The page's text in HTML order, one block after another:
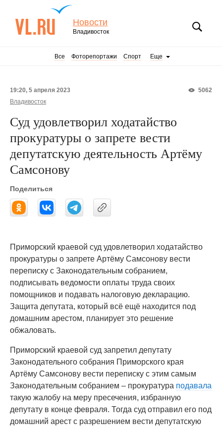
Новости
Владивосток
Все Фоторепортажи Спорт Еще
5062
19:20, 5 апреля 2023
Владивосток
Суд удовлетворил ходатайство
прокуратуры о запрете вести
депутатскую деятельность Артёму
Самсонову
Поделиться
Приморский краевой суд удовлетворил ходатайство
прокуратуры о запрете Артёму Самсонову вести
переписку с Законодательным собранием,
подписывать ведомости оплаты труда своих
помощников и подавать налоговую декларацию.
Защита депутата, который всё ещё находится под
домашним арестом, планирует это решение
обжаловать.
Приморский краевой суд запретил депутату
Законодательного собрания Приморского края
Артёму Самсонову вести переписку с этим самым
Законодательным собранием – прокуратура подавала
такую жалобу на меру пресечения, избранную
депутату в конце февраля. Тогда суд отправил его под
домашний арест с разрешением вести депутатскую